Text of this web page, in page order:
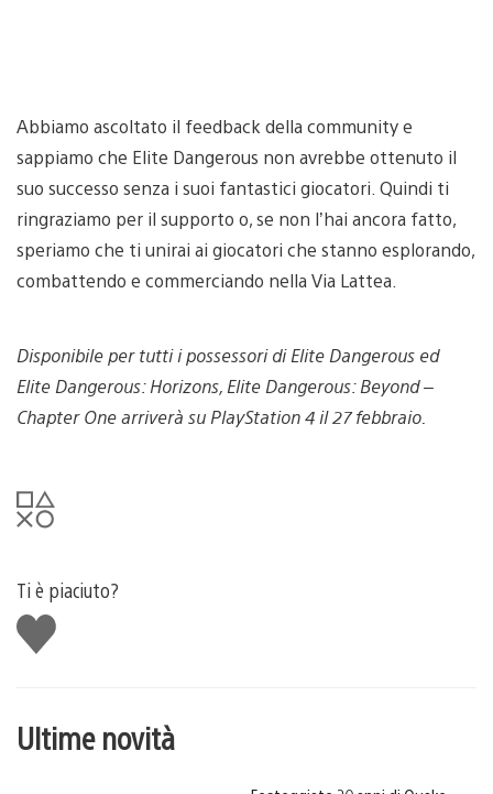
Abbiamo ascoltato il feedback della community e
sappiamo che Elite Dangerous non avrebbe ottenuto il
suo successo senza i suoi fantastici giocatori. Quindi ti
ringraziamo per il supporto o, se non l’hai ancora fatto,
speriamo che ti unirai ai giocatori che stanno esplorando,
combattendo e commerciando nella Via Lattea.
Disponibile per tutti i possessori di Elite Dangerous ed
Elite Dangerous: Horizons, Elite Dangerous: Beyond –
Chapter One arriverà su PlayStation 4 il 27 febbraio.
Ti è piaciuto?
Mi
piace
Ultime novità